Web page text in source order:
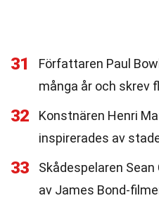
31
Författaren Paul
många år och skrev
32
Konstnären Henri
inspirerades av
33
Skådespelaren
av James Bond-